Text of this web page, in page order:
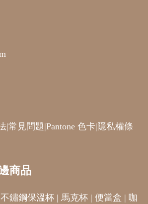
|常見問題|Pantone 色卡| 隱私權條
商品
不鏽鋼保溫杯 | 馬克杯 | 便當盒 | 咖